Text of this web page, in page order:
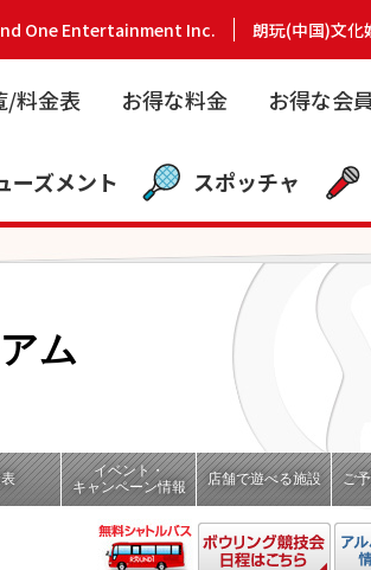
One Entertainment Inc. 朗玩(中国)文化
/料金表 お得な料金 お得な会
ーズメント スポッチャ
ム
イベント・
キャンペーン情報
店舗で遊べる施設 ご